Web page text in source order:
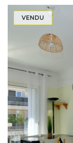
VENDU